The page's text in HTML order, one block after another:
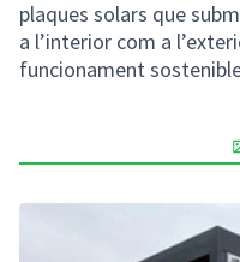
plaques solars que
a l’interior com a
funcionament